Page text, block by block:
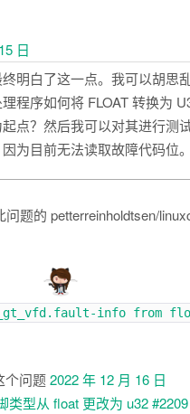
日
明白了这一点。我可以胡思
程序如何将 FLOAT 转换为
点？然后我可以对其进行测
为目前无法读取故障代码位
问题的 petterreinholdtsen/
info from
个问题2022 年 12 月 16 日
类型从 float 更改为 u32#2209